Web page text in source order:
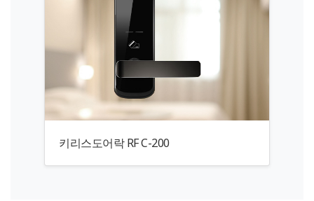
키리스도어락 RF C-200